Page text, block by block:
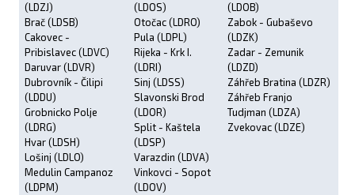
(LDZJ)
Brač (LDSB)
Cakovec -
Pribislavec (LDVC)
Daruvar (LDVR)
Dubrovník - Čilipi
(LDDU)
Grobnicko Polje
(LDRG)
Hvar (LDSH)
Lošinj (LDLO)
Medulin Campanoz
(LDPM)
(LDOS)
Otočac (LDRO)
Pula (LDPL)
Rijeka - Krk I.
(LDRI)
Sinj (LDSS)
Slavonski Brod
(LDOR)
Split - Kaštela
(LDSP)
Varazdin (LDVA)
Vinkovci - Sopot
(LDOV)
(LDOB)
Zabok - Gubaševo
(LDZK)
Zadar - Zemunik
(LDZD)
Záhřeb Bratina (LDZR)
Záhřeb Franjo
Tudjman (LDZA)
Zvekovac (LDZE)